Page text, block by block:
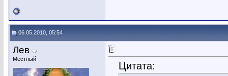
06.05.2010, 05:54
Лев
Местный
Цитата: